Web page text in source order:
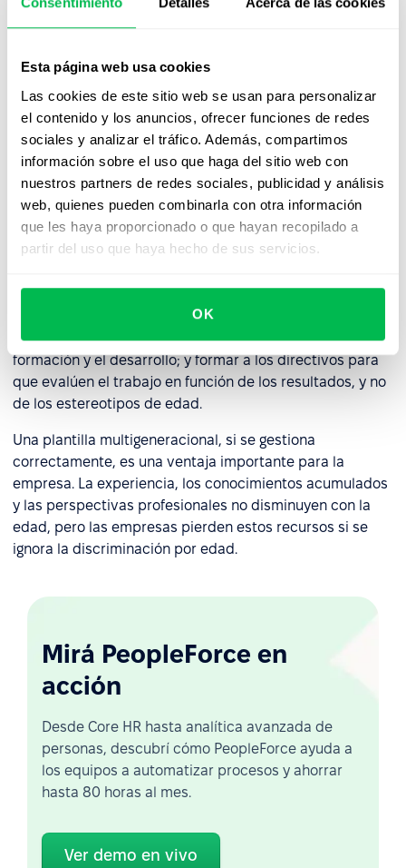
Esta página web usa cookies
Las cookies de este sitio web se usan para personalizar
el contenido y los anuncios, ofrecer funciones de redes
sociales y analizar el tráfico. Además, compartimos
información sobre el uso que haga del sitio web con
nuestros partners de redes sociales, publicidad y análisis
web, quienes pueden combinarla con otra información
que les haya proporcionado o que hayan recopilado a
partir del uso que haya hecho de sus servicios.
OK
menudo por el temor a que no haya consecuencias.
Cómo pueden las empresas
combatir la discriminación por
edad
La lucha eficaz contra la discriminación por edad
requiere algo más que una política formal de no
discriminación. Por lo general, esto incluye: tener en
e inclusión (DEI); revisar los procesos de contratación y
promoción para detectar sesgos de edad; garantizar el
acceso equitativo de los trabajadores de más edad a la
formación y el desarrollo; y formar a los directivos para
que evalúen el trabajo en función de los resultados, y no
de los estereotipos de edad.
Una plantilla multigeneracional, si se gestiona
correctamente, es una ventaja importante para la
empresa. La experiencia, los conocimientos acumulados
y las perspectivas profesionales no disminuyen con la
edad, pero las empresas pierden estos recursos si se
ignora la discriminación por edad.
Mirá PeopleForce en
acción
Desde Core HR hasta analítica avanzada de
personas, descubrí cómo PeopleForce ayuda a
los equipos a automatizar procesos y ahorrar
hasta 80 horas al mes.
Ver demo en vivo